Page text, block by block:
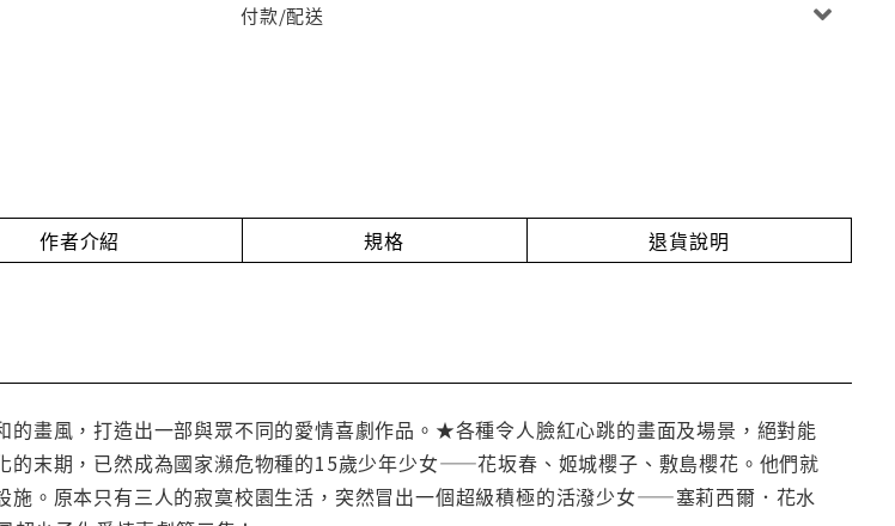
付款/配送
作者介紹 規格 退貨說明
畫風，打造出一部與眾不同的愛情喜劇作品。★各種令人臉紅心跳的畫面及場景，絕對能
的末期，已然成為國家瀕危物種的15歲少年少女——花坂春、姬城櫻子、敷島櫻花。他們就
施。原本只有三人的寂寞校園生活，突然冒出一個超級積極的活潑少女——塞莉西爾．花水